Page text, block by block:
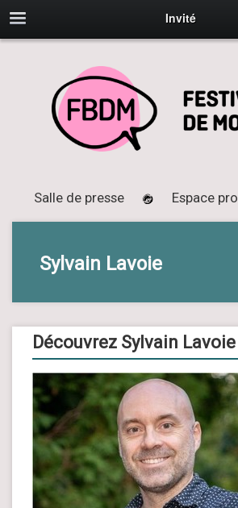
Invité
Salle de presse Espace pro
Sylvain Lavoie
Découvrez Sylvain Lavoie